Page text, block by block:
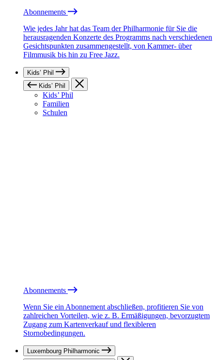
Abonnements
Wie jedes Jahr hat das Team der Philharmonie für Sie die
herausragenden Konzerte des Programms nach verschiedenen
Gesichtspunkten zusammengestellt, von Kammer- über
Filmmusik bis hin zu Free Jazz.
Kids’ Phil
Kids’ Phil
Kids’ Phil
Familien
Schulen
Abonnements
Wenn Sie ein Abonnement abschließen, profitieren Sie von
zahlreichen Vorteilen, wie z. B. Ermäßigungen, bevorzugtem
Zugang zum Kartenverkauf und flexibleren
Stornobedingungen.
Luxembourg Philharmonic